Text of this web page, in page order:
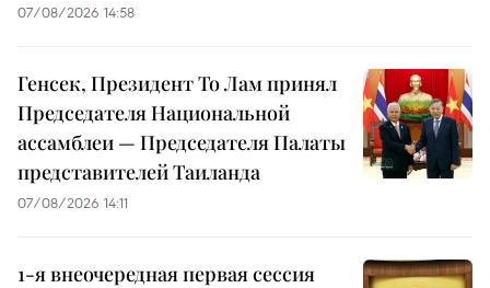
07/08/2026 14:58
Генсек, Президент То Лам принял
Председателя Национальной
ассамблеи — Председателя Палаты
представителей Таиланда
07/08/2026 14:11
1-я внеочередная первая сессия